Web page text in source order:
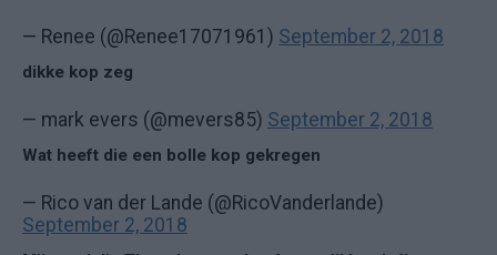
— Renee (@Renee17071961) September 2, 2018
dikke kop zeg
— mark evers (@mevers85) September 2, 2018
Wat heeft die een bolle kop gekregen
— Rico van der Lande (@RicoVanderlande)
September 2, 2018